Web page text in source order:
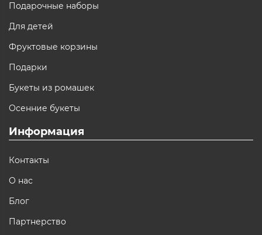
Подарочные наборы
Для детей
Фруктовые корзины
Подарки
Букеты из ромашек
Осенние букеты
Информация
Контакты
О нас
Блог
Партнерство